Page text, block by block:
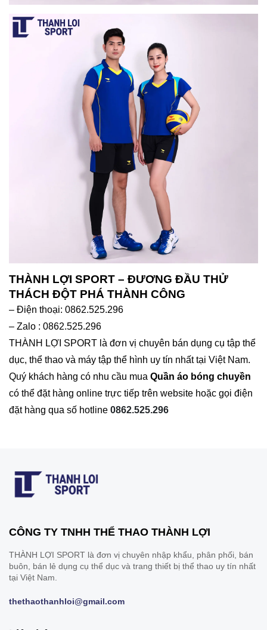
THÀNH LỢI SPORT – ĐƯƠNG ĐẦU THỬ
THÁCH ĐỘT PHÁ THÀNH CÔNG
– Điện thoại: 0862.525.296
– Zalo : 0862.525.296
THÀNH LỢI SPORT là đơn vị chuyên bán dụng cụ tập thể
dục, thể thao và máy tập thể hình uy tín nhất tại Việt Nam.
Quý khách hàng có nhu cầu mua Quần áo bóng chuyền
có thể đặt hàng online trực tiếp trên website hoặc gọi điện
đặt hàng qua số hotline 0862.525.296
CÔNG TY TNHH THỂ THAO THÀNH LỢI
THÀNH LỢI SPORT là đơn vị chuyên nhập khẩu, phân phối, bán
buôn, bán lẻ dụng cụ thể dục và trang thiết bị thể thao uy tín nhất
tại Việt Nam.
thethaothanhloi@gmail.com